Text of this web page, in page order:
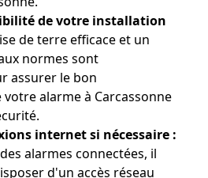
de votre installation
de terre efficace et un
normes sont
assurer le bon
alarme à Carcassonne
internet si nécessaire :
alarmes connectées, il
d'un accès réseau